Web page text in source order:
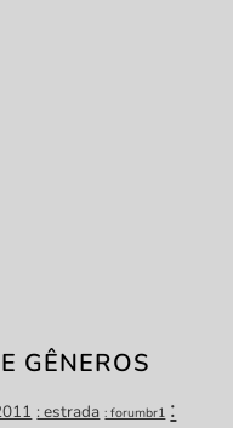
GÊNEROS
: estrada : forumbr1 :